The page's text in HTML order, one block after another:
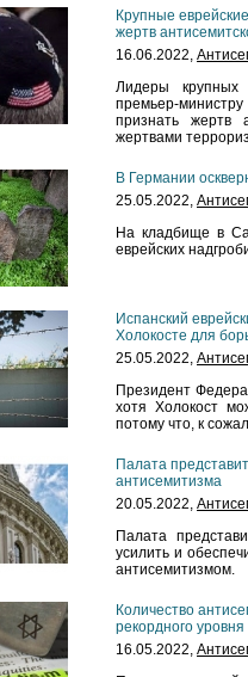
Крупные
жертв
16.06.2022,
Лидеры крупных
премьер-
признать жертв
жертвами
В Германии
25.05.2022,
На кладбище в
еврейских
Испанский
Холокосте для
25.05.2022,
Президент
хотя Холокост
потому что, к
Палата
антисемитизма
20.05.2022,
Палата
усилить и
антисемитизмом.
Количество
рекордного уровня
16.05.2022,